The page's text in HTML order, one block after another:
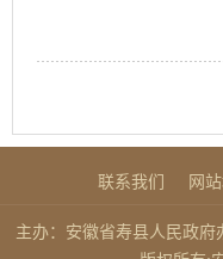
联系我们 网
主办：安徽省寿县人民政府